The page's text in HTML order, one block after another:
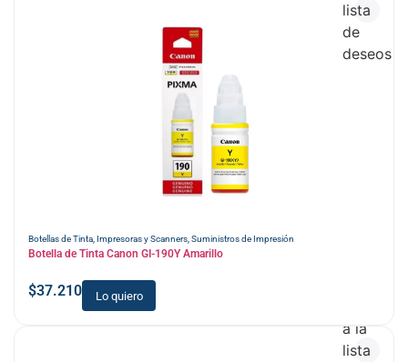
Botellas de Tinta, Impresoras y Scanners,Suministros de Impresión
Botella de Tinta Canon GI-190Y Amarillo
$37.210 Lo quiero
lista
de
deseos
a la
lista